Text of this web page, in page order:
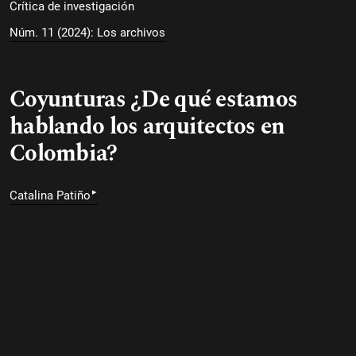
Crítica de investigación
Núm. 11 (2024): Los archivos
Coyunturas ¿De qué estamos
hablando los arquitectos en
Colombia?
Catalina Patiño ▸